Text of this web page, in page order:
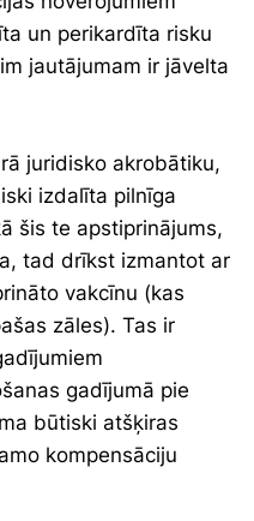
un perikardīta risku
jautājumam ir jāvelta
juridisko akrobātiku,
izdalīta pilnīga
šis te apstiprinājums,
tad drīkst izmantot ar
vakcīnu (kas
zāles). Tas ir
gadījumā pie
būtiski atšķiras
kompensāciju